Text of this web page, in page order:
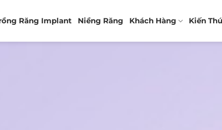
Răng Implant Niềng Răng Khách Hàng Kiến